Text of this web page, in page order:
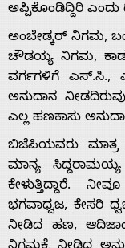
ಅಪ್ಪಿಕೊಂಡಿದ್ದಿರಿ ಎಂದು
ಅಂಬೇಡ್ಕರ್ ನಿಗಮ,
ಚೌಡಯ್ಯ ನಿಗಮ,
ವರ್ಗಗಳಿಗೆ ಎಸ್.ಸಿ.,
ಅನುದಾನ
ಎಲ್ಲ ಹಣಕಾಸು
ಬಿಜೆಪಿಯವರು ಮಾತ್ರ
ಮಾನ್ಯ
ಕೇಳುತ್ತಿದ್ದಾರೆ.
ಭಗವಾಧ್ವಜ, ಕೇಸರಿ
ನೀಡಿದ ಹಣ,